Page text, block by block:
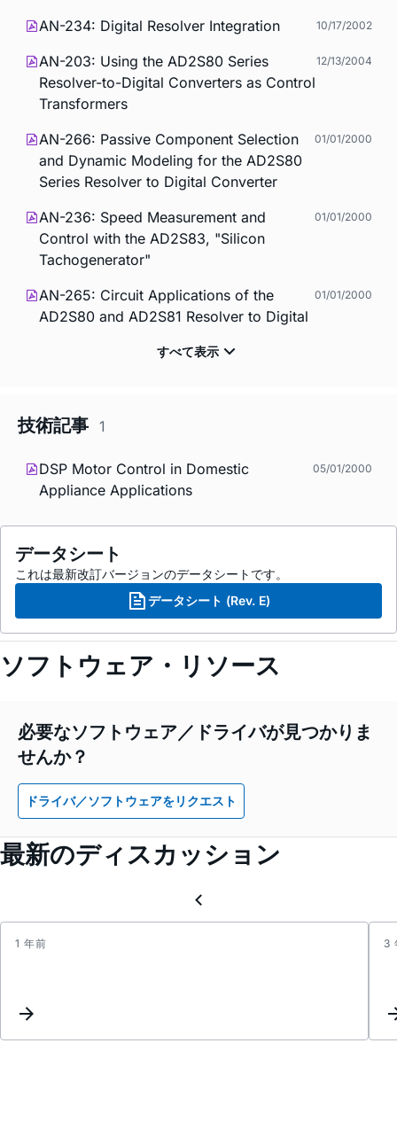
AN-234: Digital Resolver Integration 10/17/2002
AN-203: Using the AD2S80 Series
Resolver-to-Digital Converters as Control
Transformers
12/13/2004
AN-266: Passive Component Selection
and Dynamic Modeling for the AD2S80
Series Resolver to Digital Converter
01/01/2000
AN-236: Speed Measurement and
Control with the AD2S83, "Silicon
Tachogenerator"
01/01/2000
AN-265: Circuit Applications of the
AD2S80 and AD2S81 Resolver to Digital
01/01/2000
技術記事 1
DSP Motor Control in Domestic
Appliance Applications
05/01/2000
データシート
これは最新改訂バージョンのデータシートです。
データシート (Rev. E)
ソフトウェア・リソース
必要なソフトウェア／ドライバが見つかりま
せんか？
ドライバ／ソフトウェアをリクエスト
最新のディスカッション
1 年前 3